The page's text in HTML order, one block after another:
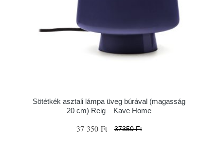
Sötétkék asztali lámpa üveg búrával (magasság
20 cm) Reig – Kave Home
37 350 Ft 37350 Ft